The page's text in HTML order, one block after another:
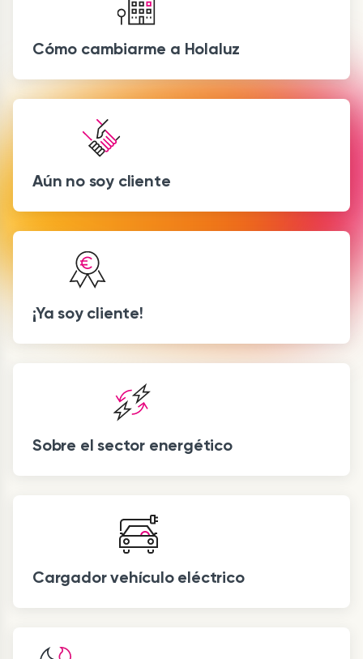
Cómo cambiarme a Holaluz
Aún no soy cliente
¡Ya soy cliente!
Sobre el sector energético
Cargador vehículo eléctrico